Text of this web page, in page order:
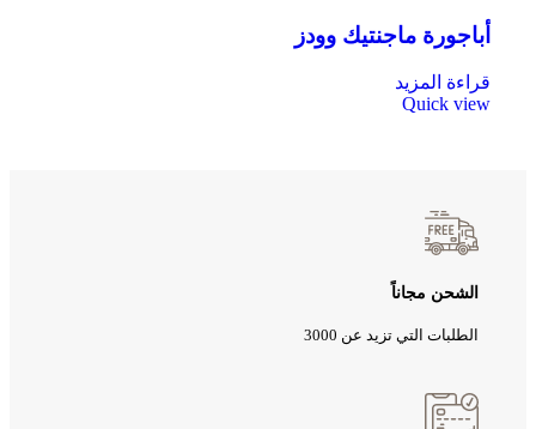
أباجورة ماجنتيك وودز
قراءة المزيد
Quick view
الشحن مجاناً
الطلبات التي تزيد عن 3000